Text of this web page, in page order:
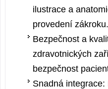
ilustrace a
provedení zákroku.
Bezpečnost a
zdravotnických
bezpečnost
Snadná